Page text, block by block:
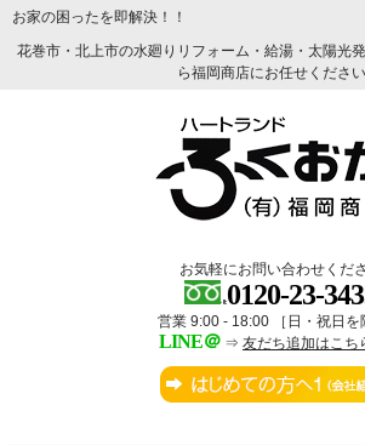
お家の困ったを即解決！！
花巻市・北上市の水廻りリフォーム・給湯・太陽光
ら福岡商店にお任せください
お気軽にお問い合わせくだ
0120-23-
営業 9:00 - 18:00 ［日・祝日を
LINE＠ ⇒ 友だち追加はこち